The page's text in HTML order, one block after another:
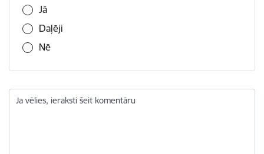
Jā
Daļēji
Nē
Ja vēlies, ieraksti šeit komentāru